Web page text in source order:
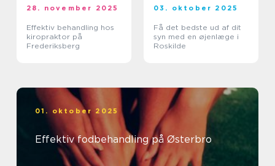
28. november 2025
Effektiv behandling hos
kiropraktor på
Frederiksberg
03. oktober 2025
Få det bedste ud af dit
syn med en øjenlæge i
Roskilde
01. oktober 2025
Effektiv fodbehandling på Østerbro